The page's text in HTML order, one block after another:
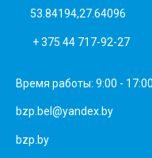
53.84194,27.64096
+ 375 44 717-92-27
Время работы: 9:00 - 17:00
bzp.bel@yandex.by
bzp.by